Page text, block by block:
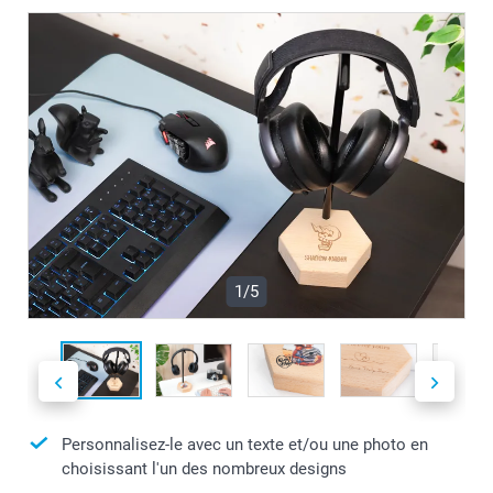
1/5
Personnalisez-le avec un texte et/ou une photo en
choisissant l'un des nombreux designs